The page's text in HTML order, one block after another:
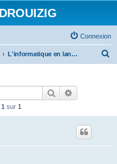
Connexion
L'informatique en langues régionales et minoritaires
Rechercher
1 sur 1